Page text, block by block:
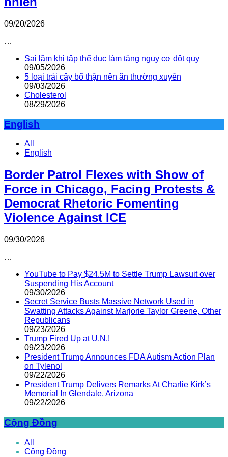
09/20/2026
…
Sai lầm khi tập thể dục làm tăng nguy cơ đột quỵ
09/05/2026
5 loại trái cây bổ thận nên ăn thường xuyên
09/03/2026
Cholesterol
08/29/2026
English
All
English
Border Patrol Flexes with Show of
Force in Chicago, Facing Protests &
Democrat Rhetoric Fomenting
Violence Against ICE
09/30/2026
…
YouTube to Pay $24.5M to Settle Trump Lawsuit over
Suspending His Account
09/30/2026
Secret Service Busts Massive Network Used in
Swatting Attacks Against Marjorie Taylor Greene, Other
Republicans
09/23/2026
Trump Fired Up at U.N.!
09/23/2026
President Trump Announces FDA Autism Action Plan
on Tylenol
09/22/2026
President Trump Delivers Remarks At Charlie Kirk’s
Memorial In Glendale, Arizona
09/22/2026
Cộng Đồng
All
Cộng Đồng